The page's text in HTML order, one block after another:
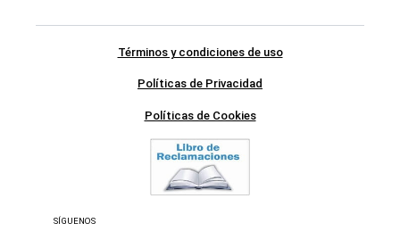
Términos y condiciones de uso
Políticas de Privacidad
Políticas de Cookies
SÍGUENOS